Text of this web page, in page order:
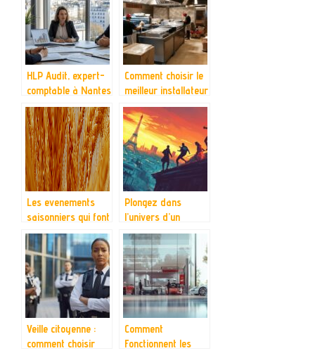
HLP Audit, expert-
comptable à Nantes
: votre partenaire
pour un audit
financier sur
mesure
Comment choisir le
meilleur installateur
de cuisine
professionnelle
pour votre
restaurant ?
Les evenements
saisonniers qui font
le succes d’un salon
de the
Plongez dans
l’univers d’un
super-héros avec
des escape games
immersifs à Paris
Veille citoyenne :
comment choisir
Comment
Fonctionnent les